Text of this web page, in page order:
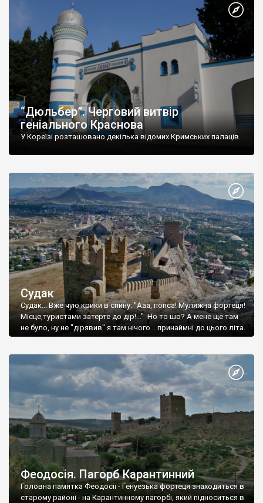
“Дюльбер”. Черговий витвір
геніального Краснова
У Кореїзі розташовано декілька відомих Кримських палаців.
Судак
Судак... Вже чую крики в спину: "Ааа, попса! Муляжна фортеця!
Місце,туристами затерте до дір!..." Но то шо? А мене ще там
не було, ну не "дірявив" я там нічого... принаймні до цього літа.
Феодосія. Пагорб Карантинний
Головна памятка Феодосії - Генуезька фортеця знаходиться в
старому районі - на Карантинному пагорбі, який підноситься в